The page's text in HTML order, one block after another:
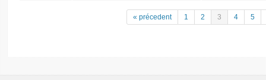
« précedent 1 2 3 4 5